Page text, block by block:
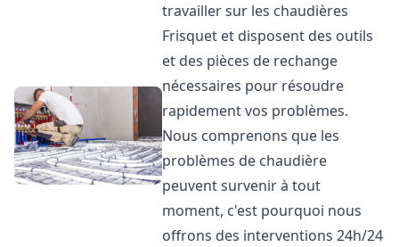
travailler sur les chaudières
Frisquet et disposent des outils
et des pièces de rechange
nécessaires pour résoudre
rapidement vos problèmes.
Nous comprenons que les
problèmes de chaudière
peuvent survenir à tout
moment, c'est pourquoi nous
offrons des interventions 24h/24